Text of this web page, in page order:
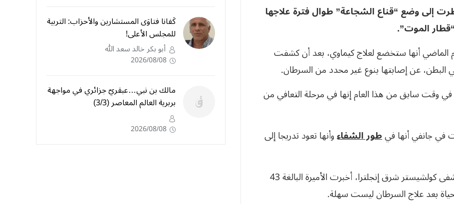
إلى وضع “قناع الشجاعة” طوال فترة علاجها
الموت”.
العام الماضي أنها ستخضع لعلاج كيماوي، بعد أن كشفت
عن إصابتها بنوع غير محدد من السرطان.
وقت سابق من هذا العام إنها في مرحلة التعافي من
في جانفي أنها فيطور الشفاءوأنها تعود تدريجا إلى
وخلال زيارة لمركز دعم مرضى السرطان في مستشفى كولشيستر شرق إنجلترا، أخبرت الأميرة البالغة 43
بعد علاج السرطان ليست سهلة.
كَفانا فتاوَى المستشارين والأحزاب: التربية
للمجلس الأعلى!
أبو بكر خالد سعد الله
2026/08/08
مالك بن نبي…عبقريّ جزائري في مواجهة
بربرية العالم المعاصر (3/3)
2026/08/08